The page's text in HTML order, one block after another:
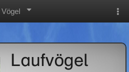
Vögel
Laufvögel